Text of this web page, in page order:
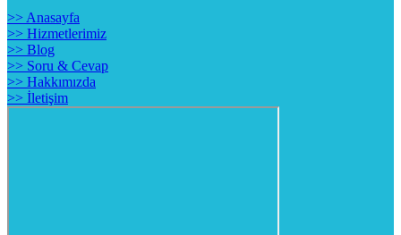
>> Anasayfa
>> Hizmetlerimiz
>> Blog
>> Soru & Cevap
>> Hakkımızda
>> İletişim